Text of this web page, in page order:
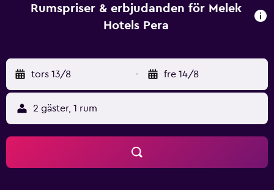
Rumspriser & erbjudanden för Melek
Hotels Pera
tors 13/8 - fre 14/8
2 gäster, 1 rum